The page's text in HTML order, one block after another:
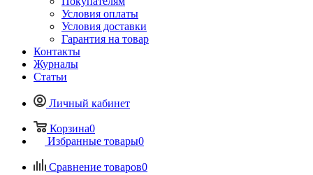
Условия оплаты
Условия доставки
Гарантия на товар
Контакты
Журналы
Статьи
Личный кабинет
Корзина0
Избранные товары0
Сравнение товаров0